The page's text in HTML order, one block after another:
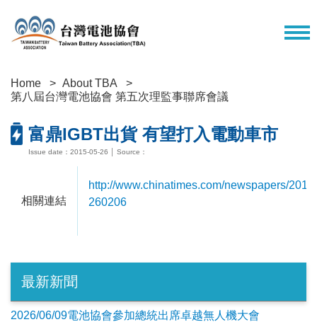
Home
About TBA
第八屆台灣電池協會 第五次理監事聯席會議
富鼎IGBT出貨 有望打入電動車市
Issue date：2015-05-26 │ Source：
相關連結
http://www.chinatimes.com/newspapers/
260206
最新新聞
2026/06/09電池協會參加總統出席卓越無人機大會